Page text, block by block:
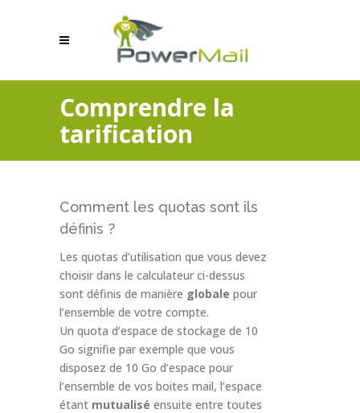
Comprendre la
tarification
Comment les quotas sont ils
définis ?
Les quotas d’utilisation que vous devez
choisir dans le calculateur ci-dessus
sont définis de manière globale pour
l’ensemble de votre compte.
Un quota d’espace de stockage de 10
Go signifie par exemple que vous
disposez de 10 Go d’espace pour
l’ensemble de vos boites mail, l’espace
étant mutualisé ensuite entre toutes